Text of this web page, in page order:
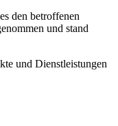
den betroffenen
und stand
und Dienstleistungen